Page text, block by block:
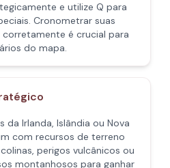
e utilize Q para
Cronometrar suas
é crucial para
do mapa.
da Irlanda, Islândia ou Nova
com recursos de terreno
perigos vulcânicos ou
montanhosos para ganhar